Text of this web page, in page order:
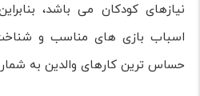
نیازهای کودکان می باشد،
اسباب بازی های مناسب و
حساس ترین کارهای والدین به